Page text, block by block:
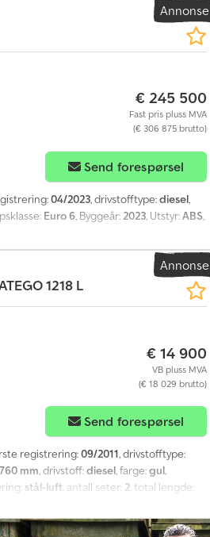
Annonse
€ 245 500
Fast pris pluss MVA
(€ 306 875 brutto)
Send forespørsel
04/2023, drivstofftype:diesel,
Euro 6, Byggeår:2023, Utstyr:ABS,
Annonse
1218 L
€ 14 900
VB pluss MVA
(€ 18 029 brutto)
Send forespørsel
registrering:09/2011, drivstofftype:
mm, drivstoff:diesel, farge:gul,
stål-luft, antall seter: 2, total lengde:
speil, setevarmer,